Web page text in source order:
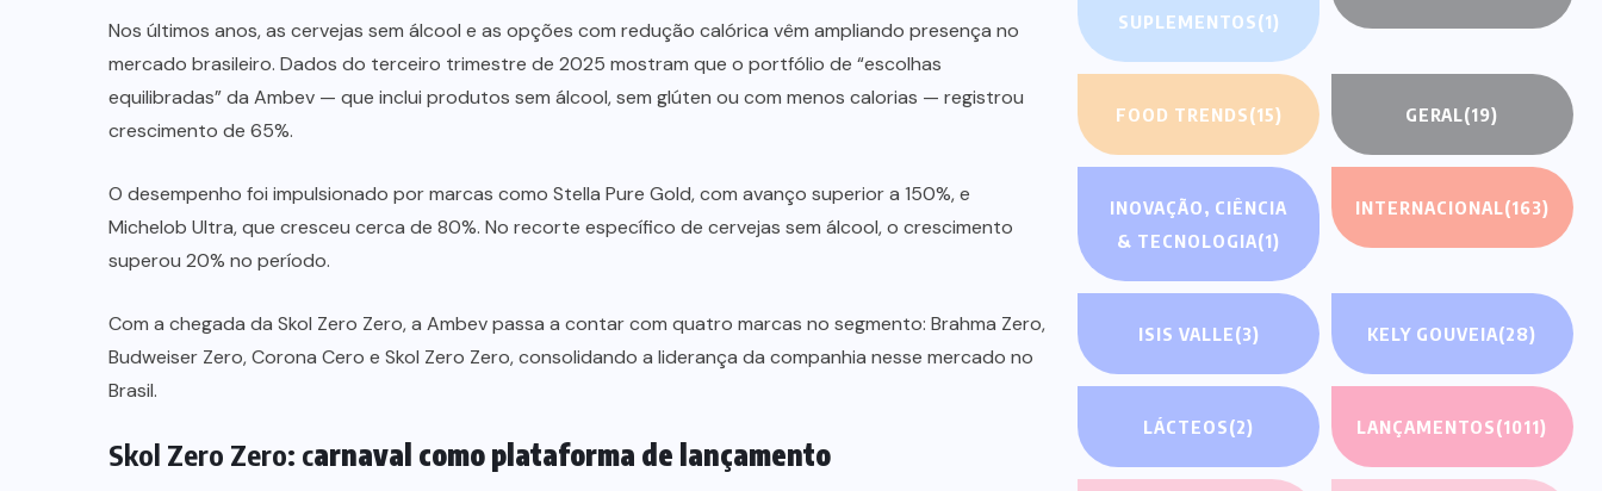
Nos últimos anos, as cervejas sem álcool e as opções com redução calórica vêm ampliando presença no
mercado brasileiro. Dados do terceiro trimestre de 2025 mostram que o portfólio de “escolhas
equilibradas” da Ambev — que inclui produtos sem álcool, sem glúten ou com menos calorias — registrou
crescimento de 65%.
O desempenho foi impulsionado por marcas como Stella Pure Gold, com avanço superior a 150%, e
Michelob Ultra, que cresceu cerca de 80%. No recorte específico de cervejas sem álcool, o crescimento
superou 20% no período.
Com a chegada da Skol Zero Zero, a Ambev passa a contar com quatro marcas no segmento: Brahma Zero,
Budweiser Zero, Corona Cero e Skol Zero Zero, consolidando a liderança da companhia nesse mercado no
Brasil.
Skol Zero Zero: carnaval como plataforma de lançamento
SUPLEMENTOS(1)
FOOD TRENDS(15) GERAL(19)
INOVAÇÃO, CIÊNCIA
& TECNOLOGIA(1)
INTERNACIONAL(163)
ISIS VALLE(3) KELY GOUVEIA(28)
LÁCTEOS(2) LANÇAMENTOS(1011)